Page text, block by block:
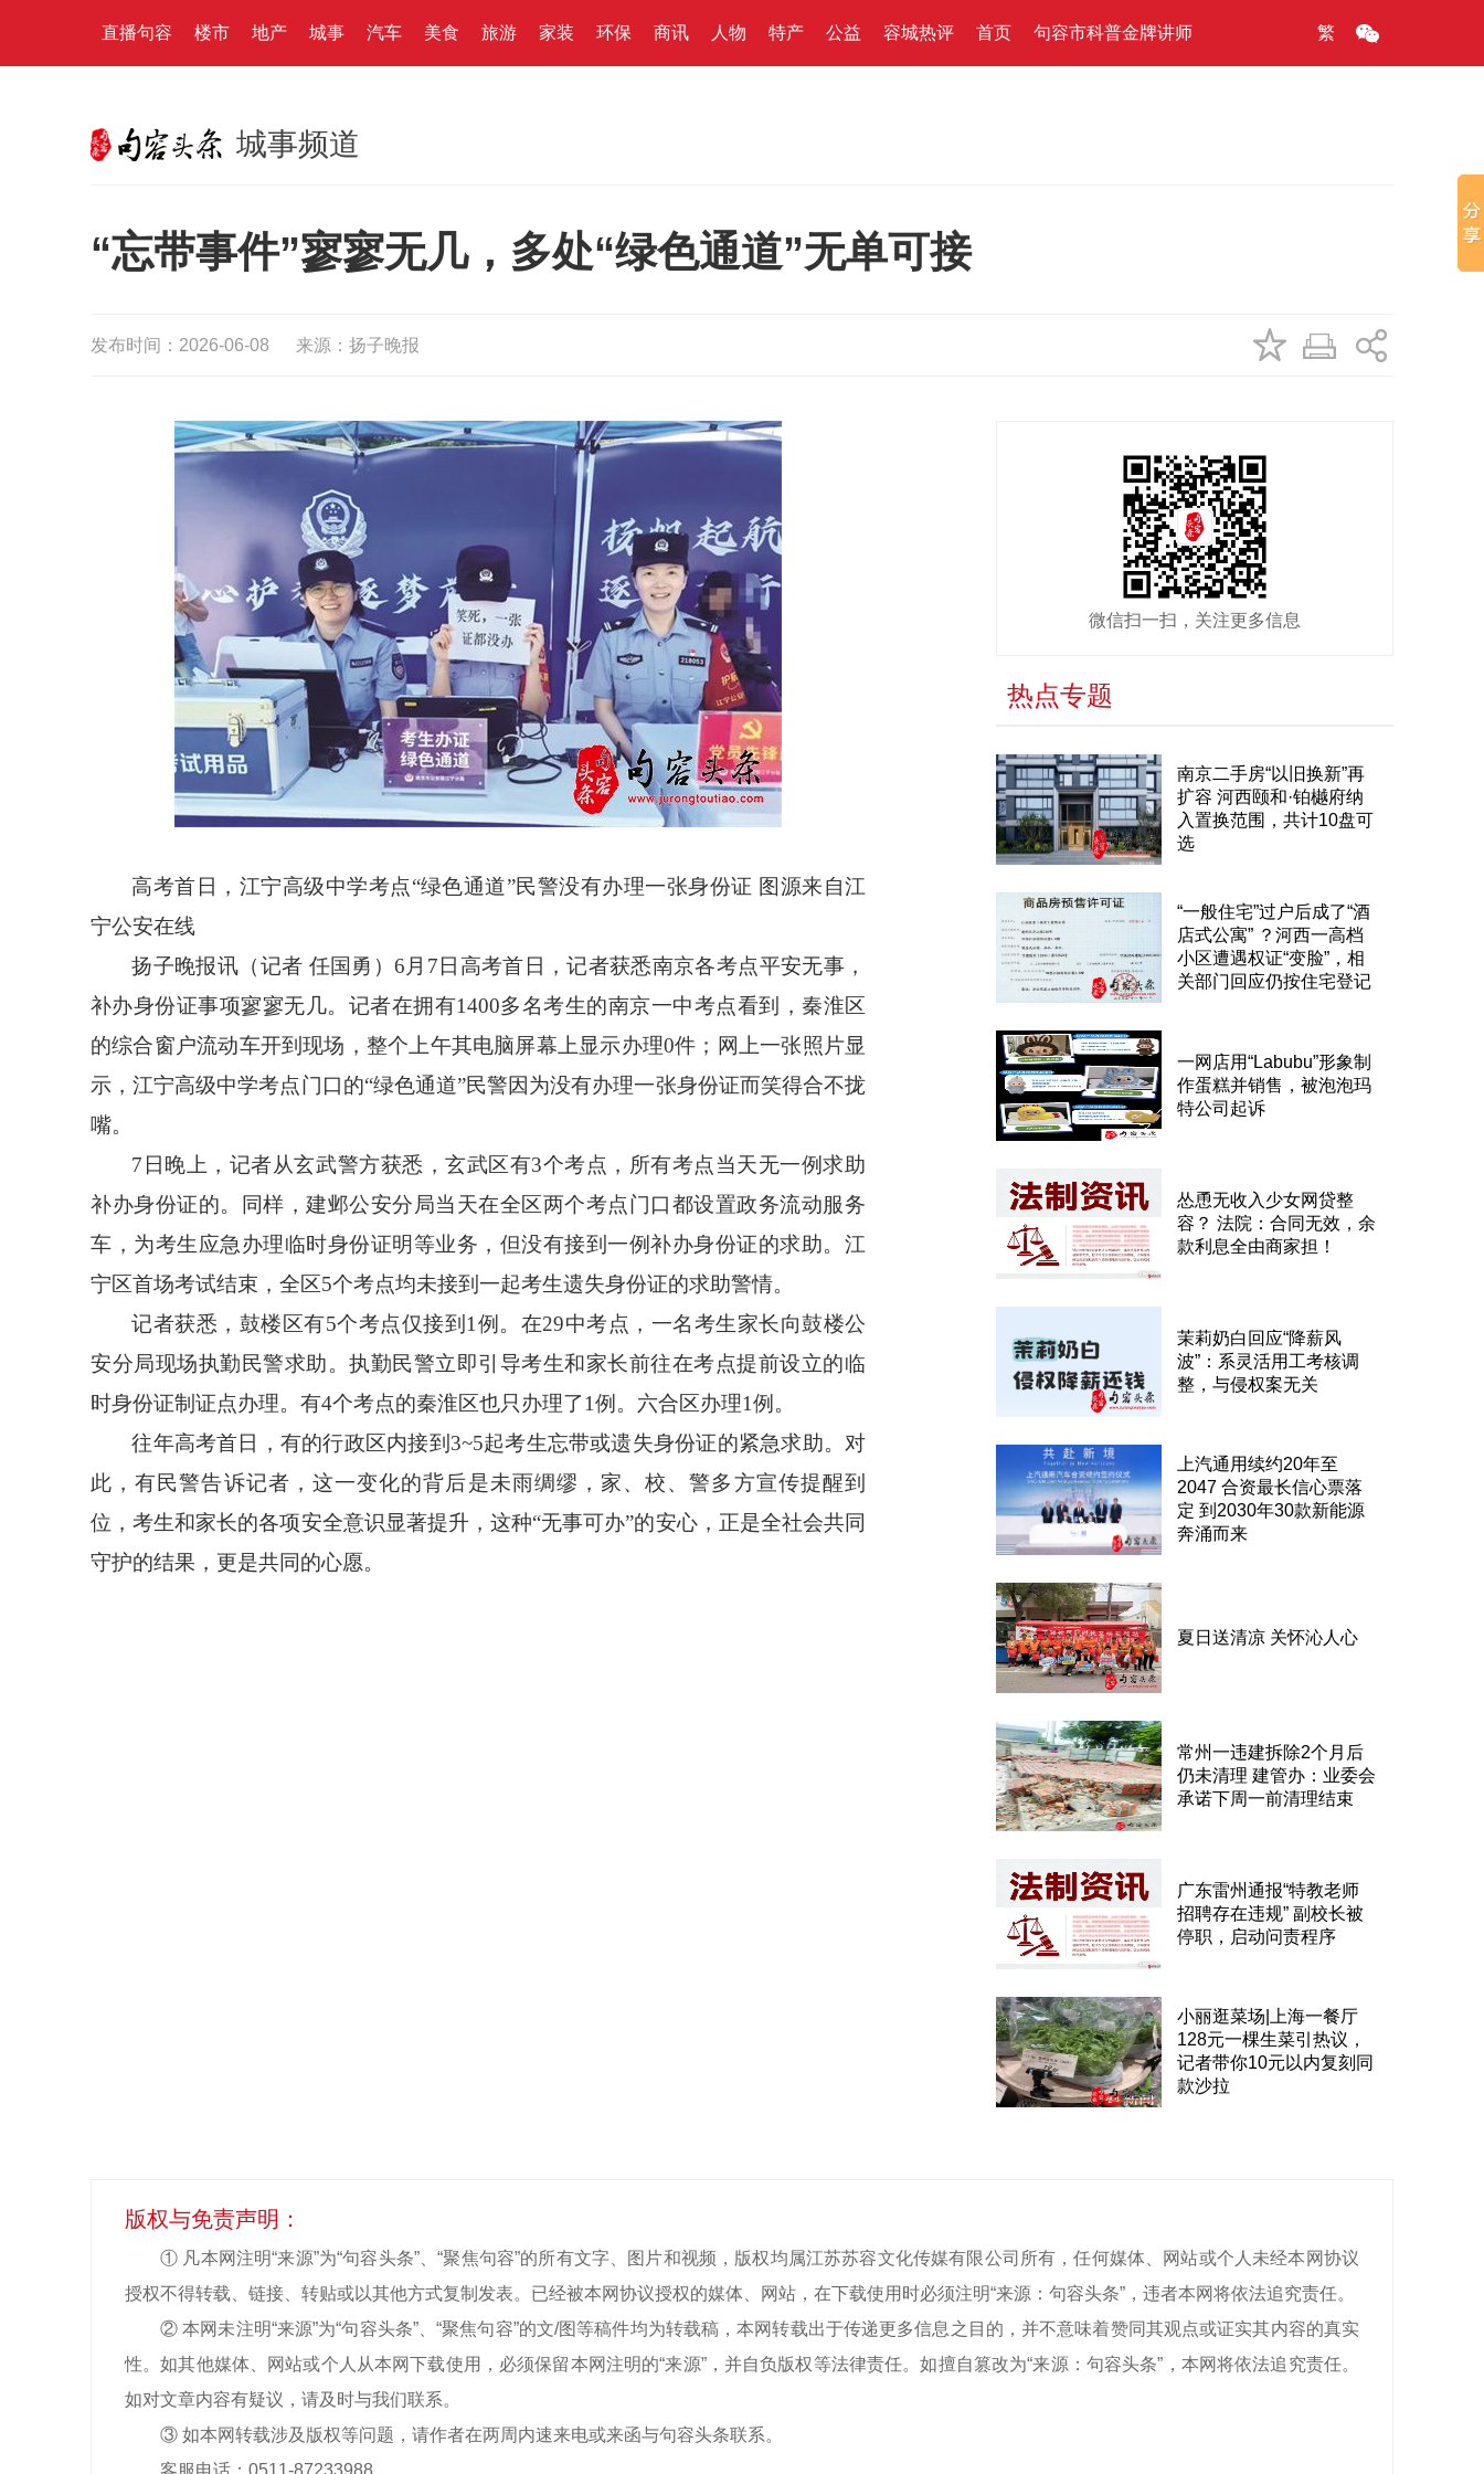
直播句容 楼市 地产 城事 汽车 美食 旅游 家装 环保 商讯 人物 特产 公益 容城热评 首页 句容市科普金牌讲师 繁
城事频道
“忘带事件”寥寥无几，多处“绿色通道”无单可接
发布时间：2026-06-08 来源：扬子晚报
高考首日，江宁高级中学考点“绿色通道”民警没有办理一张身份证 图源来自江
宁公安在线
扬子晚报讯（记者 任国勇）6月7日高考首日，记者获悉南京各考点平安无事，
补办身份证事项寥寥无几。记者在拥有1400多名考生的南京一中考点看到，秦淮区
的综合窗户流动车开到现场，整个上午其电脑屏幕上显示办理0件；网上一张照片显
示，江宁高级中学考点门口的“绿色通道”民警因为没有办理一张身份证而笑得合不拢
嘴。
7日晚上，记者从玄武警方获悉，玄武区有3个考点，所有考点当天无一例求助
补办身份证的。同样，建邺公安分局当天在全区两个考点门口都设置政务流动服务
车，为考生应急办理临时身份证明等业务，但没有接到一例补办身份证的求助。江
宁区首场考试结束，全区5个考点均未接到一起考生遗失身份证的求助警情。
记者获悉，鼓楼区有5个考点仅接到1例。在29中考点，一名考生家长向鼓楼公
安分局现场执勤民警求助。执勤民警立即引导考生和家长前往在考点提前设立的临
时身份证制证点办理。有4个考点的秦淮区也只办理了1例。六合区办理1例。
往年高考首日，有的行政区内接到 3~5起考生忘带或遗失身份证的紧急求助。对
此，有民警告诉记者，这一变化的背后是未雨绸缪，家、校、警多方宣传提醒到
位，考生和家长的各项安全意识显著提升，这种“无事可办”的安心，正是全社会共同
守护的结果，更是共同的心愿。
微信扫一扫，关注更多信息
热点专题
南京二手房“以旧换新”再
扩容 河西颐和·铂樾府纳
入置换范围，共计10盘可
选
“一般住宅”过户后成了“酒
店式公寓” ？河西一高档
小区遭遇权证“变脸”，相
关部门回应仍按住宅登记
一网店用“Labubu”形象制
作蛋糕并销售，被泡泡玛
特公司起诉
怂恿无收入少女网贷整
容？ 法院：合同无效，余
款利息全由商家担！
茉莉奶白回应“降薪风
波”：系灵活用工考核调
整，与侵权案无关
上汽通用续约20年至
2047 合资最长信心票落
定 到2030年30款新能源
奔涌而来
夏日送清凉 关怀沁人心
常州一违建拆除2个月后
仍未清理 建管办：业委会
承诺下周一前清理结束
广东雷州通报“特教老师
招聘存在违规” 副校长被
停职，启动问责程序
小丽逛菜场|上海一餐厅
128元一棵生菜引热议，
记者带你10元以内复刻同
款沙拉
版权与免责声明：
① 凡本网注明“来源”为“句容头条”、“聚焦句容”的所有文字、图片和视频，版权均属江苏苏容文化传媒有限公司所有，任何媒体、网站或个人未经本网协议
授权不得转载、链接、转贴或以其他方式复制发表。已经被本网协议授权的媒体、网站，在下载使用时必须注明“来源： 句容头条”，违者本网将依法追究责任。
② 本网未注明“来源”为“句容头条”、“聚焦句容”的文/图等稿件均为转载稿，本网转载出于传递更多信息之目的，并不意味着赞同其观点或证实其内容的真实
性。如其他媒体、网站或个人从本网下载使用，必须保留本网注明的“来源”，并自负版权等法律责任。如擅自篡改为“来源： 句容头条”，本网将依法追究责任。
如对文章内容有疑议，请及时与我们联系。
③ 如本网转载涉及版权等问题，请作者在两周内速来电或来函与句容头条联系。
客服电话：0511-87233988